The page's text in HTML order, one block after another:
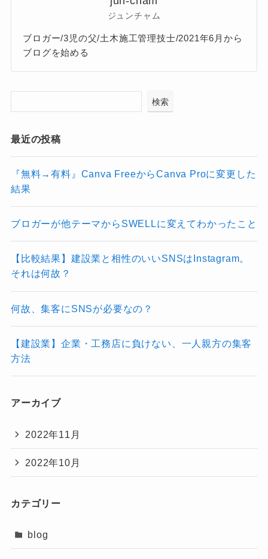
ジュンチャム
ブロガー/3児の父/土木施工管理技士/2021年6月から
ブログを始める
検索
最近の投稿
『無料→有料』Canva FreeからCanva Proに変更した
結果
ブロガーが他テーマからSWELLに変えてわかったこと
【比較結果】建設業と相性のいいSNSはInstagram。
それは何故？
何故、集客にSNSが必要なの？
【建設業】企業・工務店に負けない、一人親方の集客
方法
アーカイブ
2022年11月
2022年10月
カテゴリー
blog